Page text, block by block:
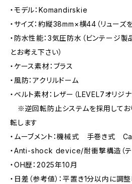
・モデル：Komandirskie
・サイズ：約縦38mm×横44（リューズ
・防水性能：3気圧防水（ビンテージ製
とお考え下さい）
・ケース素材：ブラス
・風防：アクリルドーム
・ベルト素材：レザー（LEVEL7オリジナ
※逆回転防止システムを採用してお
転します
・ムーブメント：機械式 手巻き式
・Anti-shock device/耐衝撃構造（テ
・OH歴：2025年10月
・日差（参考値）：平置き1分以内に調